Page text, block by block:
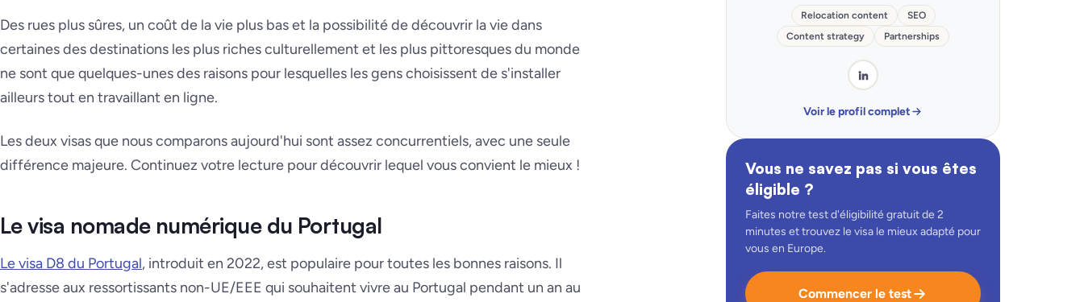
Des rues plus sûres, un coût de la vie plus bas et la possibilité de découvrir la vie dans
certaines des destinations les plus riches culturellement et les plus pittoresques du monde
ne sont que quelques-unes des raisons pour lesquelles les gens choisissent de s'installer
ailleurs tout en travaillant en ligne.
Les deux visas que nous comparons aujourd'hui sont assez concurrentiels, avec une seule
différence majeure. Continuez votre lecture pour découvrir lequel vous convient le mieux !
Le visa nomade numérique du Portugal
Le visa D8 du Portugal, introduit en 2022, est populaire pour toutes les bonnes raisons. Il
s'adresse aux ressortissants non-UE/EEE qui souhaitent vivre au Portugal pendant un an au
Relocation content
SEO
Content strategy
Partnerships
Voir le profil complet
Vous ne savez pas si vous êtes
éligible ?
Faites notre test d'éligibilité gratuit de 2
minutes et trouvez le visa le mieux adapté pour
vous en Europe.
Commencer le test